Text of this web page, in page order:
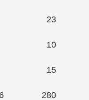
23
10
15
280